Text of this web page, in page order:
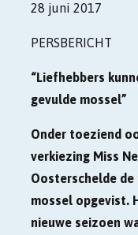
28 juni 2017
PERSBERICHT
“Liefhebbers
gevulde mossel”
Onder toeziend
verkiezing Miss
Oosterschelde de
mossel opgevist.
nieuwe seizoen